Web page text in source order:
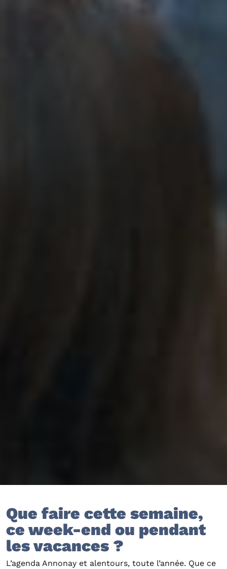
Que faire cette semaine,
ce week-end ou pendant
les vacances ?
L’agenda Annonay et alentours, toute l’année. Que ce